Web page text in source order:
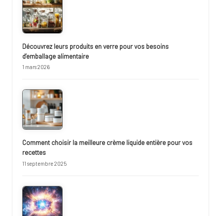
Découvrez leurs produits en verre pour vos besoins
d’emballage alimentaire
1 mars 2026
Comment choisir la meilleure crème liquide entière pour vos
recettes
11 septembre 2025